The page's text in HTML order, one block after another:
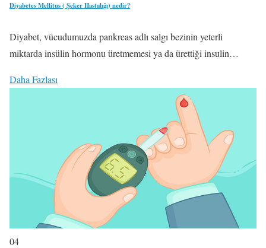
Diyabetes Mellitus ( Şeker Hastalığı) nedir?
Diyabet, vücudumuzda pankreas adlı salgı bezinin yeterli
miktarda insülin hormonu üretmemesi ya da ürettiği insulin…
Daha Fazlası
04